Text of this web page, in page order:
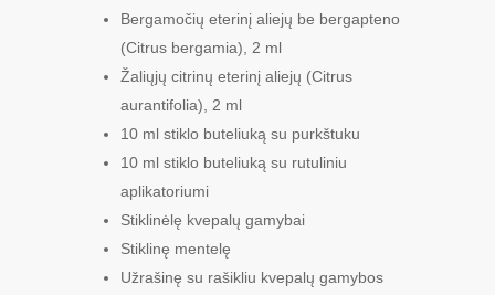
Bergamočių eterinį aliejų be bergapteno
(Citrus bergamia), 2 ml
Žaliųjų citrinų eterinį aliejų (Citrus
aurantifolia), 2 ml
10 ml stiklo buteliuką su purkštuku
10 ml stiklo buteliuką su rutuliniu
aplikatoriumi
Stiklinėlę kvepalų gamybai
Stiklinę mentelę
Užrašinę su rašikliu kvepalų gamybos